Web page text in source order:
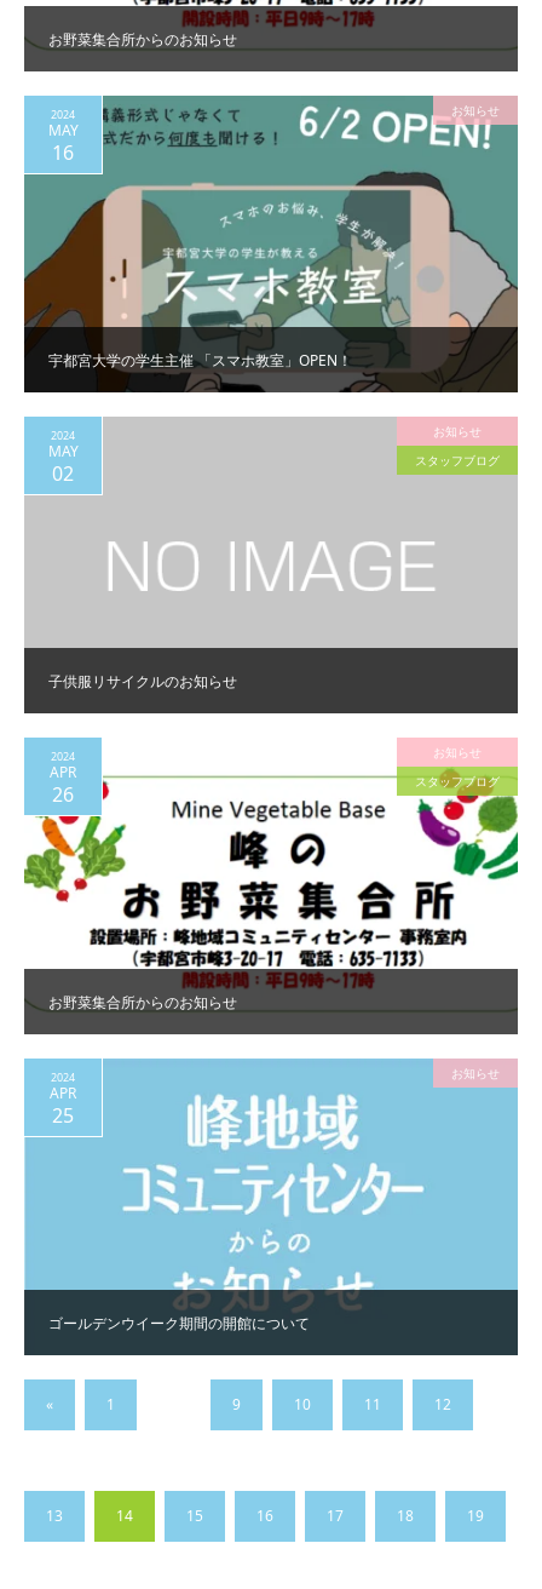
お野菜集合所からのお知らせ
宇都宮大学の学生主催 「スマホ教室」OPEN！
2024
MAY
16
お知らせ
子供服リサイクルのお知らせ
2024
MAY
02
お知らせ
スタッフブログ
お野菜集合所からのお知らせ
2024
APR
26
お知らせ
スタッフブログ
ゴールデンウイーク期間の開館について
2024
APR
25
お知らせ
« 1 9 10 11 12
13 14 15 16 17 18 19